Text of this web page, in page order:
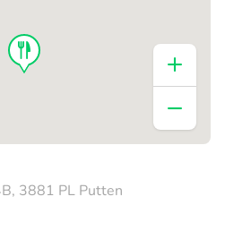
3881 PL Putten